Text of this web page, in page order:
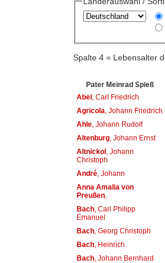
Spalte 4 = Lebensalter
Pater Meinrad Spieß
Abel, Carl Friedrich
Agricola , Johann Friedrich
Ahle, Johann Rudolf
Altenburg, Johann Ernst
Altnickol, Johann
Christoph
André, Johann
Anna Amalia von
Preußen,
Bach, Carl Philipp
Emanuel
Bach, Georg Christoph
Bach, Heinrich
Bach, Johann Bernhard